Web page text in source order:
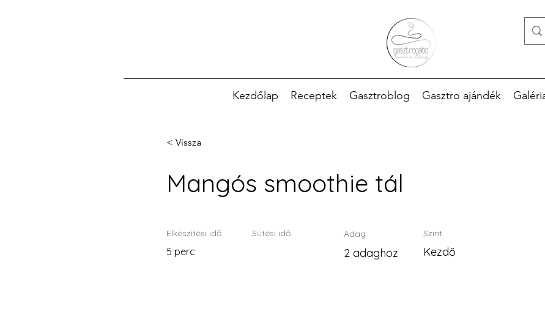
Kezdőlap Receptek Gasztroblog Gasztro ajándék
< Vissza
Mangós smoothie tál
Elkészítési idő
5 perc
Sütési idő Adag
2 adaghoz
Szint
Kezdő